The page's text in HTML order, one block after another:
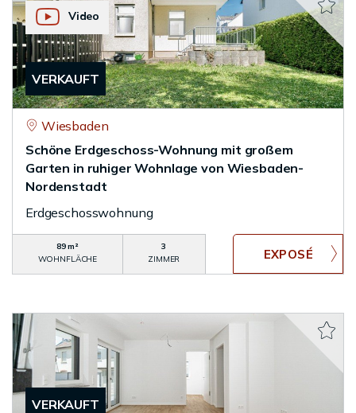
VERKAUFT
Video
Wiesbaden
Schöne Erdgeschoss-Wohnung mit großem
Garten in ruhiger Wohnlage von Wiesbaden-
Nordenstadt
Erdgeschosswohnung
89 m²
WOHNFLÄCHE
3
ZIMMER
VERKAUFT